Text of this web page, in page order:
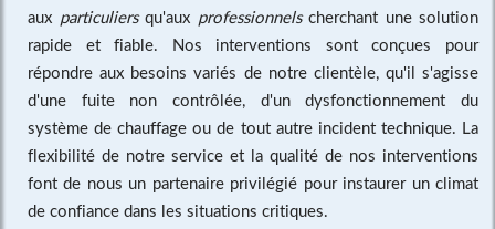
aux particuliersqu'aux professionnelscherchant une solution
rapide et fiable. Nos interventions sont conçues pour
répondre aux besoins variés de notre clientèle, qu'il s'agisse
d'une fuite non contrôlée, d'un dysfonctionnement du
système de chauffage ou de tout autre incident technique. La
flexibilité de notre service et la qualité de nos interventions
font de nous un partenaire privilégié pour instaurer un climat
de confiance dans les situations critiques.